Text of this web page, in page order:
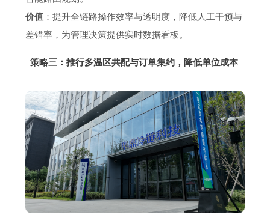
价值 ：提升全链路操作效率与透明度，降低人工干预与
差错率，为管理决策提供实时数据看板。
策略三：推行多温区共配与订单集约，降低单位成本